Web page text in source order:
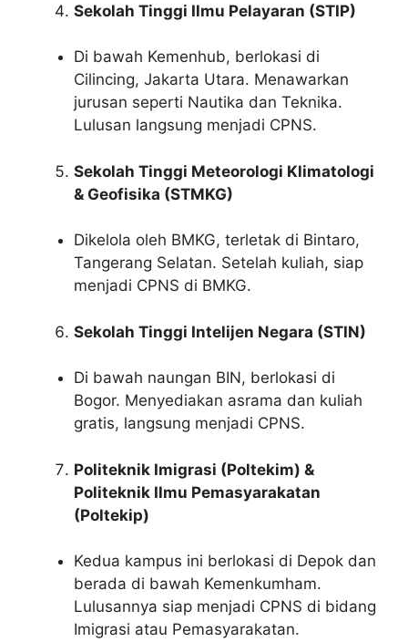
Sekolah Tinggi Ilmu Pelayaran (STIP)
Di bawah Kemenhub, berlokasi di
Cilincing, Jakarta Utara. Menawarkan
jurusan seperti Nautika dan Teknika.
Lulusan langsung menjadi CPNS.
Sekolah Tinggi Meteorologi Klimatologi
& Geofisika (STMKG)
Dikelola oleh BMKG, terletak di Bintaro,
Tangerang Selatan. Setelah kuliah, siap
menjadi CPNS di BMKG.
Sekolah Tinggi Intelijen Negara (STIN)
Di bawah naungan BIN, berlokasi di
Bogor. Menyediakan asrama dan kuliah
gratis, langsung menjadi CPNS.
Politeknik Imigrasi (Poltekim) &
Politeknik Ilmu Pemasyarakatan
(Poltekip)
Kedua kampus ini berlokasi di Depok dan
berada di bawah Kemenkumham.
Lulusannya siap menjadi CPNS di bidang
Imigrasi atau Pemasyarakatan.